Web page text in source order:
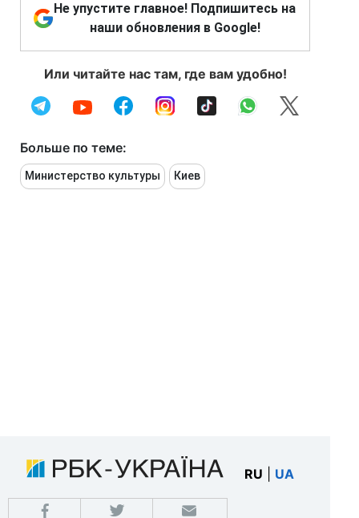
Не упустите главное! Подпишитесь на
наши обновления в Google!
Или читайте нас там, где вам удобно!
Больше по теме:
Министерство культуры Киев
RU UA